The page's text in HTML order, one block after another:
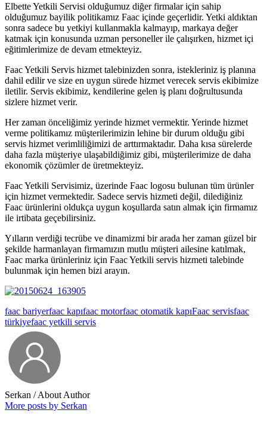
Elbette Yetkili Servisi olduğumuz diğer firmalar için sahip
olduğumuz bayilik politikamız Faac içinde geçerlidir. Yetki aldıktan
sonra sadece bu yetkiyi kullanmakla kalmayıp, markaya değer
katmak için konusunda uzman personeller ile çalışırken, hizmet içi
eğitimlerimize de devam etmekteyiz.
Faac Yetkili Servis hizmet talebinizden sonra, istekleriniz iş planına
dahil edilir ve size en uygun sürede hizmet verecek servis ekibimize
iletilir. Servis ekibimiz, kendilerine gelen iş planı doğrultusunda
sizlere hizmet verir.
Her zaman önceliğimiz yerinde hizmet vermektir. Yerinde hizmet
verme politikamız müşterilerimizin lehine bir durum olduğu gibi
servis hizmet verimliliğimizi de arttırmaktadır. Daha kısa sürelerde
daha fazla müşteriye ulaşabildiğimiz gibi, müşterilerimize de daha
ekonomik çözümler de üretmekteyiz.
Faac Yetkili Servisimiz, üzerinde Faac logosu bulunan tüm ürünler
için hizmet vermektedir. Sadece servis hizmeti değil, dilediğiniz
Faac ürünlerini oldukça uygun koşullarda satın almak için firmamız
ile irtibata geçebilirsiniz.
Yılların verdiği tecrübe ve dinamizmi bir arada her zaman güzel bir
şekilde harmanlayan firmamızın mutlu müşteri ailesine katılmak,
Faac marka ürünleriniz için Faac Yetkili servis hizmeti talebinde
bulunmak için hemen bizi arayın.
faac bariyerfaac kapıfaac motorfaac otomatik kapıFaac servisfaac
türkiyefaac yetkili servis
Serkan / About Author
More posts by Serkan